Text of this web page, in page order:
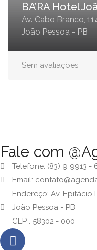
BA’RA Hotel
Av. Cabo Branco,
João Pessoa - PB
Sem avaliações
Fale com
Telefone: (83) 9 9913 -
Email:
Endereço: Av. Epitácio
João Pessoa - PB
CEP : 58302 - 000